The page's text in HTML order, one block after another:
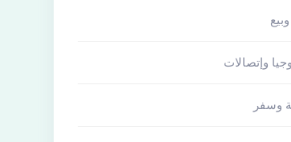
وإتصالات
وسفر